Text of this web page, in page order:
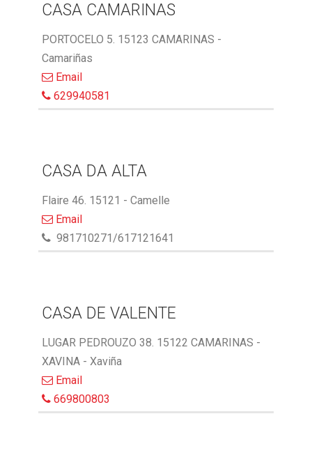
CASA CAMARINAS
PORTOCELO 5. 15123 CAMARINAS -
Camariñas
Email
629940581
CASA DA ALTA
Flaire 46. 15121 - Camelle
Email
981710271/617121641
CASA DE VALENTE
LUGAR PEDROUZO 38. 15122 CAMARINAS -
XAVINA - Xaviña
Email
669800803